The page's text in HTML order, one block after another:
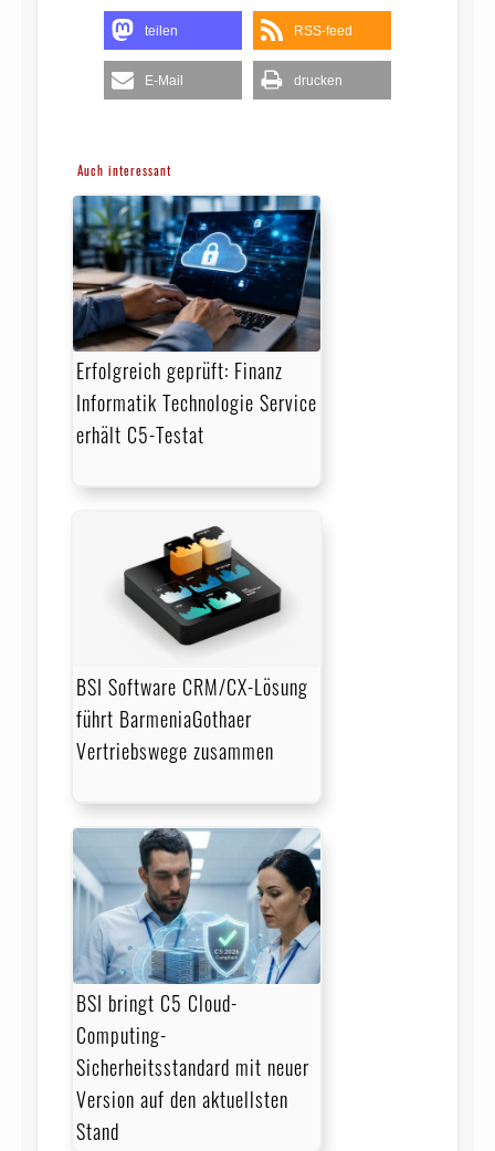
teilen RSS-feed
E-Mail drucken
Auch interessant
Erfolgreich geprüft: Finanz
Informatik Technologie Service
erhält C5-Testat
BSI Software CRM/CX-Lösung
führt BarmeniaGothaer
Vertriebswege zusammen
BSI bringt C5 Cloud-
Computing-
Sicherheitsstandard mit neuer
Version auf den aktuellsten
Stand